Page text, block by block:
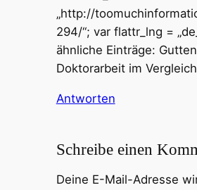
„http://
294/“; var flattr_lng =
ähnliche Einträge:
Doktorarbeit im
Antworten
Schreibe einen
Deine E-Mail-Adresse